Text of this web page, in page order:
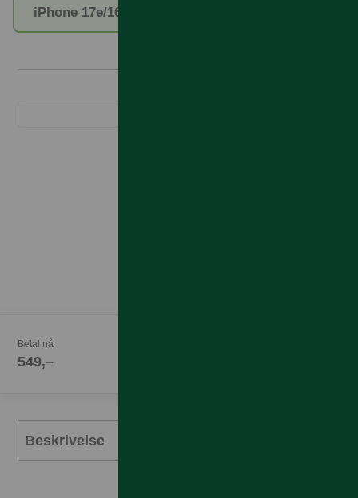
iPhone 17e/16e/14/13/13Pro
Betal nå
549,–
Beskrivelse